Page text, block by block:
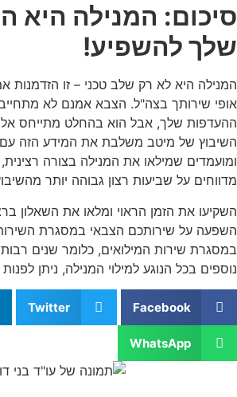
סיכום: המנילה היא
שלך להשפיע!
המנילה היא לא רק שלב טכני – זו הזדמנות
אופי שירותך בצה"ל. הצבא אמנם לא
ההעדפות שלך, אבל הוא בהחלט מתייחס
השיבוץ של מיטב משלבת את המידע הזה עם
ומועמדים שמילאו את המנילה בצורה
מדווחים על שביעות רצון גבוהה יותר
השקיעו את הזמן הראוי ומלאו את השאלון
השפעה על שירותכם הצבאי במסגרת
במסגרת שירות המילואים, כלומר שנים
נוספים בכל הנוגע למילוי המנילה, ניתן
Facebook
Twitter
WhatsApp